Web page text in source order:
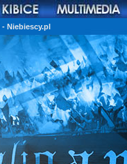
Niebiescy.pl